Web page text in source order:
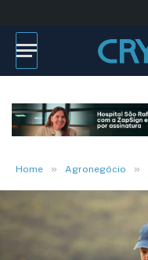
Home » Agronegócio »